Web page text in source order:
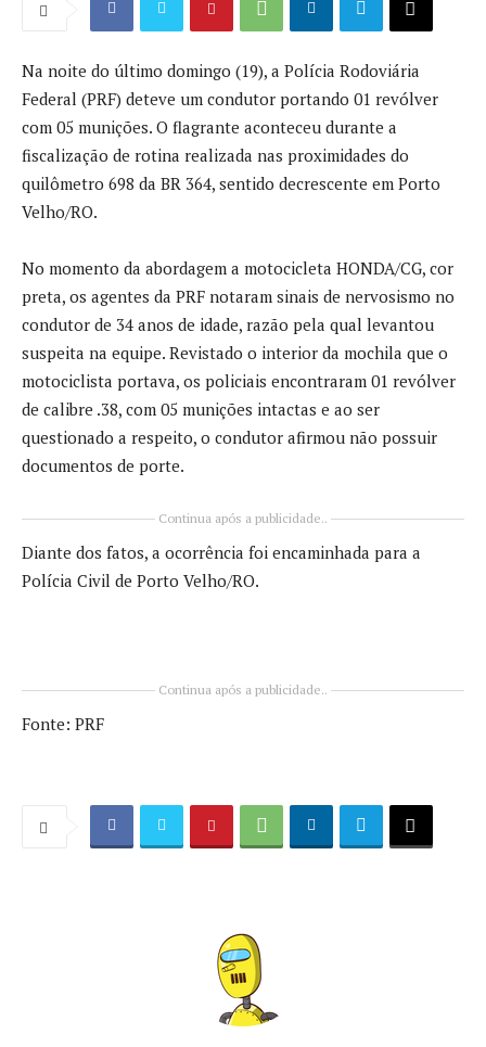
Na noite do último domingo (19), a Polícia Rodoviária
Federal (PRF) deteve um condutor portando 01 revólver
com 05 munições. O flagrante aconteceu durante a
fiscalização de rotina realizada nas proximidades do
quilômetro 698 da BR 364, sentido decrescente em Porto
Velho/RO.
No momento da abordagem a motocicleta HONDA/CG, cor
preta, os agentes da PRF notaram sinais de nervosismo no
condutor de 34 anos de idade, razão pela qual levantou
suspeita na equipe. Revistado o interior da mochila que o
motociclista portava, os policiais encontraram 01 revólver
de calibre .38, com 05 munições intactas e ao ser
questionado a respeito, o condutor afirmou não possuir
documentos de porte.
Continua após a publicidade..
Diante dos fatos, a ocorrência foi encaminhada para a
Polícia Civil de Porto Velho/RO.
Continua após a publicidade..
Fonte: PRF